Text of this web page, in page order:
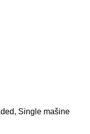
, Single mašine